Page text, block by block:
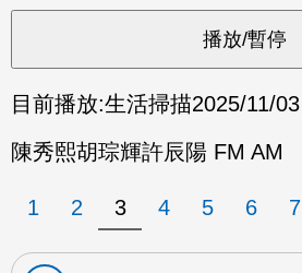
目前播放:生活掃描2025/11/03
陳秀熙胡琮輝許辰陽 FM AM
1 2 3 4 5 6 7